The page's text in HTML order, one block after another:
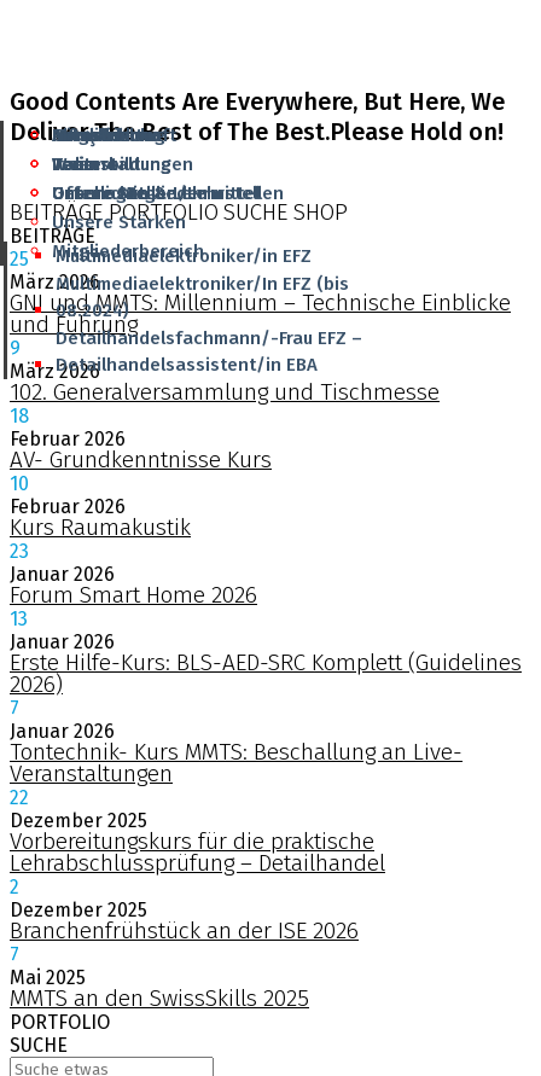
Good Contents Are Everywhere, But Here, We
Deliver The Best of The Best.Please Hold on!
BEITRÄGEPORTFOLIO SUCHE SHOP
BEITRÄGE
25
März 2026
GNI und MMTS: Millennium – Technische Einblicke
und Führung
9
März 2026
102. Generalversammlung und Tischmesse
18
Februar 2026
AV- Grundkenntnisse Kurs
10
Februar 2026
Kurs Raumakustik
23
Januar 2026
Forum Smart Home 2026
13
Januar 2026
Erste Hilfe-Kurs: BLS-AED-SRC Komplett (Guidelines
2026)
7
Januar 2026
Tontechnik- Kurs MMTS: Beschallung an Live-
Veranstaltungen
22
Dezember 2025
Vorbereitungskurs für die praktische
Lehrabschlussprüfung – Detailhandel
2
Dezember 2025
Branchenfrühstück an der ISE 2026
7
Mai 2025
MMTS an den SwissSkills 2025
PORTFOLIO
SUCHE
Aktuelles
Veranstaltungen
Offene Stellen/Lehrstellen
Grundbildung
Multimediaelektroniker/in EFZ
Multimediaelektroniker/In EFZ (bis
08.2024)
Detailhandelsfachmann/-Frau EFZ –
Detailhandelsassistent/in EBA
Weiterbildung
Unterlagen & Lehrmittel
Mitgliedschaft
Team
Unsere Mitglieder
Unsere Stärken
Mitgliederbereich
Infrastruktur
Team
Geschichte
Français
Italiano